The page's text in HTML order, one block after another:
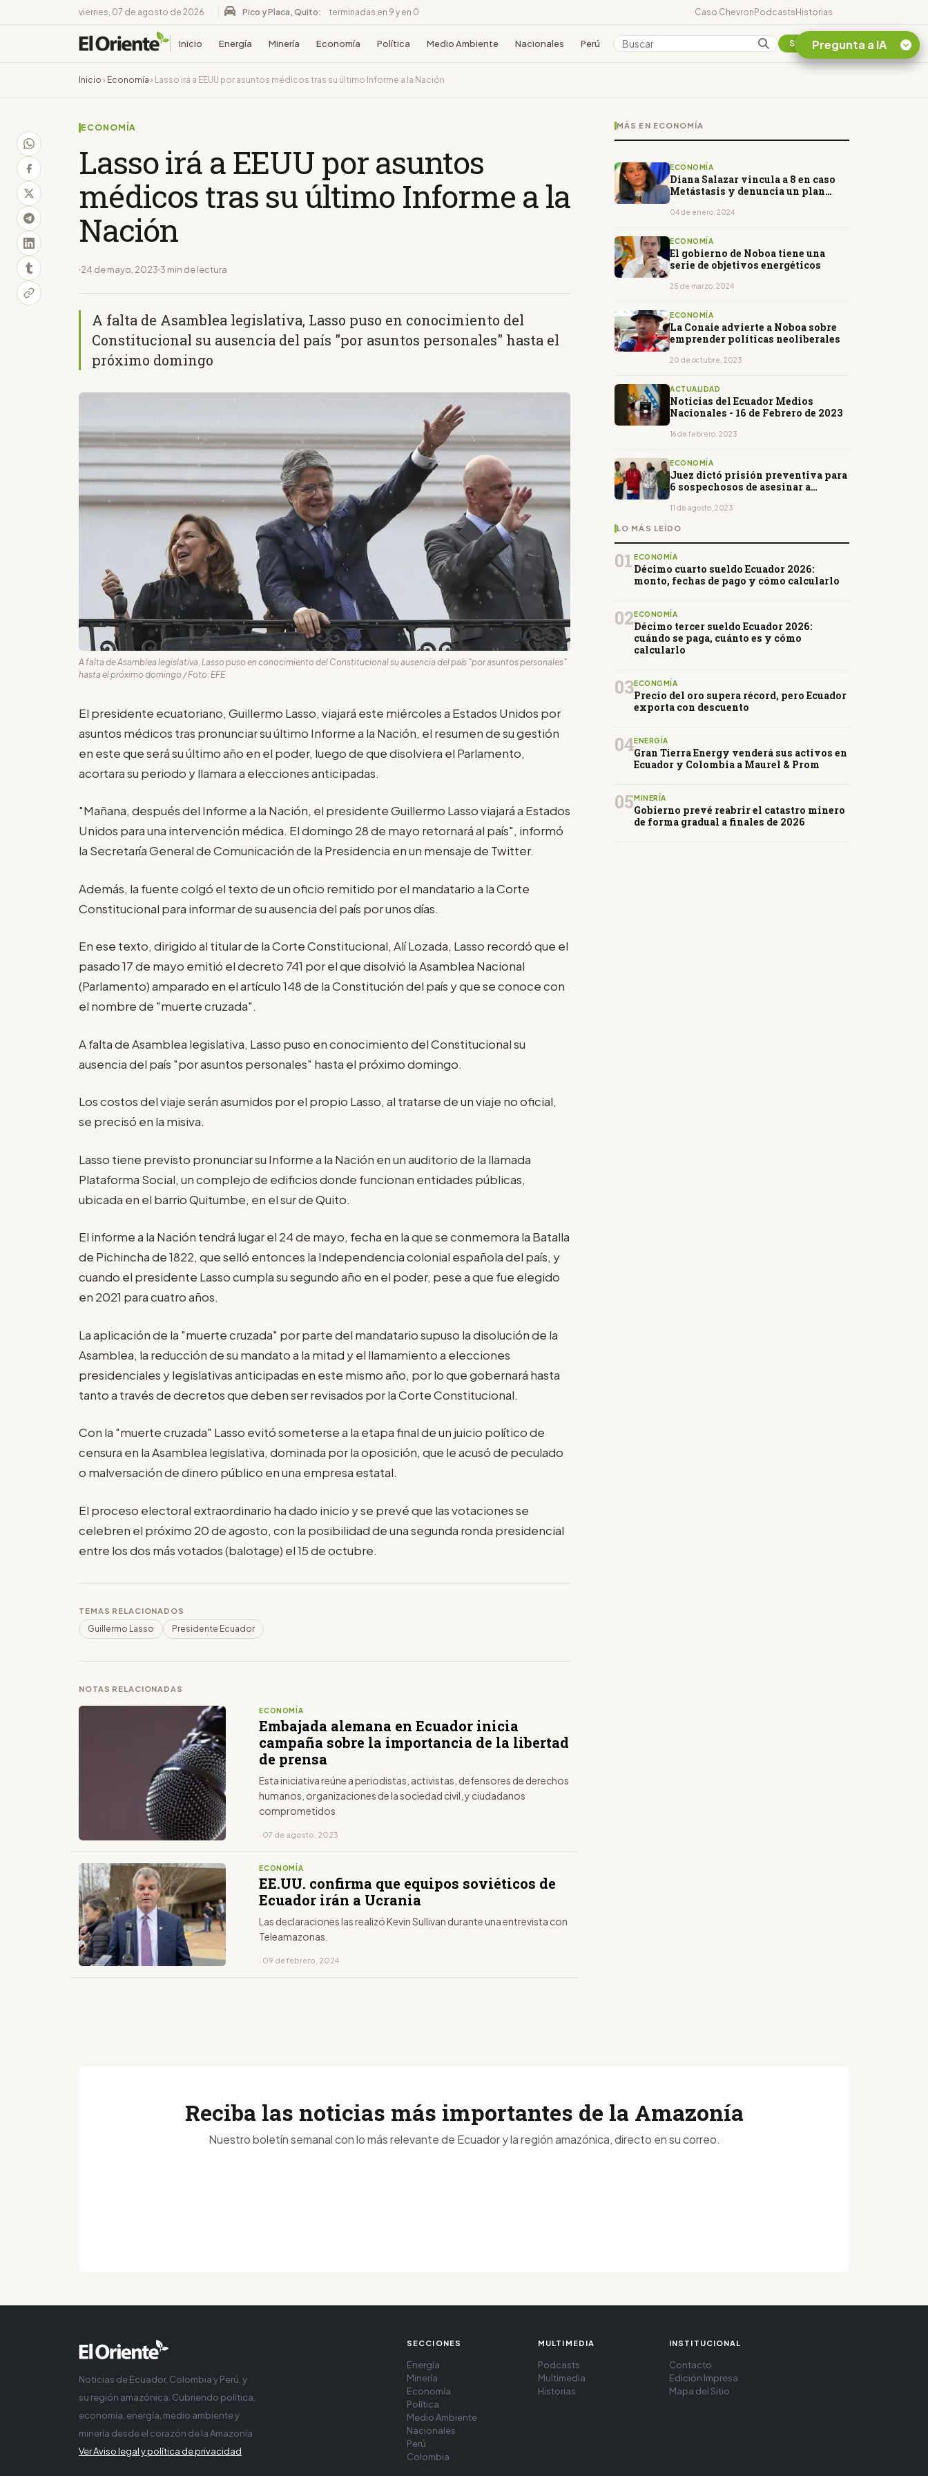
viernes, 07 de agosto de 2026 Pico y Placa, Quito: terminadas en 9 y en 0 Caso ChevronPodcastsHistorias
Inicio Energía Minería Economía Política Medio Ambiente Nacionales Perú Colombia Suscribirse
Inicio › Economía › Lasso irá a EEUU por asuntos médicos tras su último Informe a la Nación
ECONOMÍA
Lasso irá a EEUU por asuntos
médicos tras su último Informe a la
Nación
24 de mayo, 2023 3 min de lectura
A falta de Asamblea legislativa, Lasso puso en conocimiento del
Constitucional su ausencia del país "por asuntos personales" hasta el
próximo domingo
A falta de Asamblea legislativa, Lasso puso en conocimiento del Constitucional su ausencia del país "por asuntos personales"
hasta el próximo domingo / Foto: EFE
El presidente ecuatoriano, Guillermo Lasso, viajará este miércoles a Estados Unidos por
asuntos médicos tras pronunciar su último Informe a la Nación, el resumen de su gestión
en este que será su último año en el poder, luego de que disolviera el Parlamento,
acortara su periodo y llamara a elecciones anticipadas.
"Mañana, después del Informe a la Nación, el presidente Guillermo Lasso viajará a Estados
Unidos para una intervención médica. El domingo 28 de mayo retornará al país", informó
la Secretaría General de Comunicación de la Presidencia en un mensaje de Twitter.
Además, la fuente colgó el texto de un oficio remitido por el mandatario a la Corte
Constitucional para informar de su ausencia del país por unos días.
En ese texto, dirigido al titular de la Corte Constitucional, Alí Lozada, Lasso recordó que el
pasado 17 de mayo emitió el decreto 741 por el que disolvió la Asamblea Nacional
(Parlamento) amparado en el artículo 148 de la Constitución del país y que se conoce con
el nombre de "muerte cruzada".
A falta de Asamblea legislativa, Lasso puso en conocimiento del Constitucional su
ausencia del país "por asuntos personales" hasta el próximo domingo.
Los costos del viaje serán asumidos por el propio Lasso, al tratarse de un viaje no oficial,
se precisó en la misiva.
Lasso tiene previsto pronunciar su Informe a la Nación en un auditorio de la llamada
Plataforma Social, un complejo de edificios donde funcionan entidades públicas,
ubicada en el barrio Quitumbe, en el sur de Quito.
El informe a la Nación tendrá lugar el 24 de mayo, fecha en la que se conmemora la Batalla
de Pichincha de 1822, que selló entonces la Independencia colonial española del país, y
cuando el presidente Lasso cumpla su segundo año en el poder, pese a que fue elegido
en 2021 para cuatro años.
La aplicación de la "muerte cruzada" por parte del mandatario supuso la disolución de la
Asamblea, la reducción de su mandato a la mitad y el llamamiento a elecciones
presidenciales y legislativas anticipadas en este mismo año, por lo que gobernará hasta
tanto a través de decretos que deben ser revisados por la Corte Constitucional.
Con la "muerte cruzada" Lasso evitó someterse a la etapa final de un juicio político de
censura en la Asamblea legislativa, dominada por la oposición, que le acusó de peculado
o malversación de dinero público en una empresa estatal.
El proceso electoral extraordinario ha dado inicio y se prevé que las votaciones se
celebren el próximo 20 de agosto, con la posibilidad de una segunda ronda presidencial
entre los dos más votados (balotage) el 15 de octubre.
TEMAS RELACIONADOS
Guillermo Lasso Presidente Ecuador
NOTAS RELACIONADAS
ECONOMÍA
Embajada alemana en Ecuador inicia
campaña sobre la importancia de la libertad
de prensa
Esta iniciativa reúne a periodistas, activistas, defensores de derechos
humanos, organizaciones de la sociedad civil, y ciudadanos
comprometidos
· 07 de agosto, 2023
ECONOMÍA
EE.UU. confirma que equipos soviéticos de
Ecuador irán a Ucrania
Las declaraciones las realizó Kevin Sullivan durante una entrevista con
Teleamazonas.
· 09 de febrero, 2024
MÁS EN ECONOMÍA
ECONOMÍA
Diana Salazar vincula a 8 en caso
Metástasis y denuncia un plan
04 de enero, 2024
ECONOMÍA
El gobierno de Noboa tiene una
serie de objetivos energéticos
25 de marzo, 2024
ECONOMÍA
La Conaie advierte a Noboa sobre
emprender políticas neoliberales
20 de octubre, 2023
ACTUALIDAD
Noticias del Ecuador Medios
Nacionales - 16 de Febrero de 2023
16 de febrero, 2023
ECONOMÍA
Juez dictó prisión preventiva para
6 sospechosos de asesinar a
11 de agosto, 2023
LO MÁS LEÍDO
01 ECONOMÍA
Décimo cuarto sueldo Ecuador 2026:
monto, fechas de pago y cómo calcularlo
02 ECONOMÍA
Décimo tercer sueldo Ecuador 2026:
cuándo se paga, cuánto es y cómo
calcularlo
03ECONOMÍA
Precio del oro supera récord, pero Ecuador
exporta con descuento
04ENERGÍA
Gran Tierra Energy venderá sus activos en
Ecuador y Colombia a Maurel & Prom
05 MINERÍA
Gobierno prevé reabrir el catastro minero
de forma gradual a finales de 2026
Pregunta a IA
¿En que consiste la
Reciba las noticias más importantes de la Amazonía
Nuestro boletín semanal con lo más relevante de Ecuador y la región amazónica, directo en su correo.
Noticias de Ecuador, Colombia y Perú, y
su región amazónica. Cubriendo política,
economía, energía, medio ambiente y
minería desde el corazón de la Amazonía
Ver Aviso legal y política de privacidad
SECCIONES
Energía
Minería
Economía
Política
Medio Ambiente
Nacionales
Perú
Colombia
MULTIMEDIA
Podcasts
Multimedia
Historias
INSTITUCIONAL
Contacto
Edición Impresa
Mapa del Sitio